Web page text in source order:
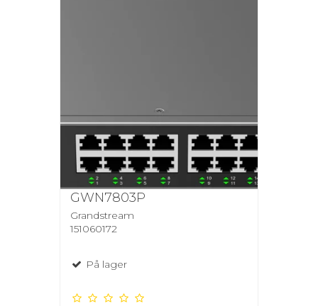
GWN7803P
Grandstream
151060172
På lager